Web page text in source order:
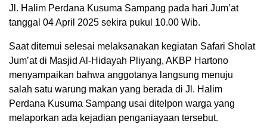
Jl. Halim Perdana Kusuma Sampang pada hari Jum’at
tanggal 04 April 2025 sekira pukul 10.00 Wib.
Saat ditemui selesai melaksanakan kegiatan Safari Sholat
Jum’at di Masjid Al-Hidayah Pliyang, AKBP Hartono
menyampaikan bahwa anggotanya langsung menuju
salah satu warung makan yang berada di Jl. Halim
Perdana Kusuma Sampang usai ditelpon warga yang
melaporkan ada kejadian penganiayaan tersebut.